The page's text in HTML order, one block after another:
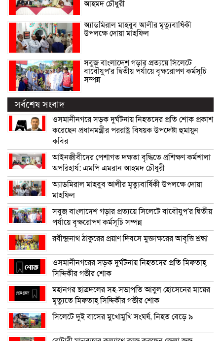
আহমদ চৌধুরী
অ্যাডমিরাল মাহবুব আলীর মৃত্যুবার্ষিকী
উপলক্ষে দোয়া মাহফিল
সবুজ বাংলাদেশ গড়ার প্রত্যয়ে সিলেটে
বাবৌযুপ’র দ্বিতীয় পর্যায়ে বৃক্ষরোপণ কর্মসূচি
সম্পন্ন
সর্বশেষ সংবাদ
ওসমানীনগরে সড়ক দুর্ঘটনায় নিহতদের প্রতি শোক প্রকাশ
করেছেন প্রধানমন্ত্রীর পররাষ্ট্র বিষয়ক উপদেষ্টা হুমায়ুন
কবির
আইনজীবীদের পেশাগত দক্ষতা বৃদ্ধিতে প্রশিক্ষণ কর্মশালা
অপরিহার্য: এমপি এমরান আহমদ চৌধুরী
অ্যাডমিরাল মাহবুব আলীর মৃত্যুবার্ষিকী উপলক্ষে দোয়া
মাহফিল
সবুজ বাংলাদেশ গড়ার প্রত্যয়ে সিলেটে বাবৌযুপ’র দ্বিতীয়
পর্যায়ে বৃক্ষরোপণ কর্মসূচি সম্পন্ন
রবীন্দ্রনাথ ঠাকুরের প্রয়াণ দিবসে মুক্তাক্ষরের আবৃত্তি শ্রদ্ধা
ওসমানীনগরের সড়ক দুর্ঘটনায় নিহতদের প্রতি মিফতাহ্
সিদ্দিকীর গভীর শোক
মহানগর ছাত্রদলের সহ-সভাপতি আবুল হোসেনের মায়ের
মৃত্যুতে মিফতাহ্ সিদ্দিকীর গভীর শোক
সিলেটে দুই বাসের মুখোমুখি সংঘর্ষ, নিহত বেড়ে ৯